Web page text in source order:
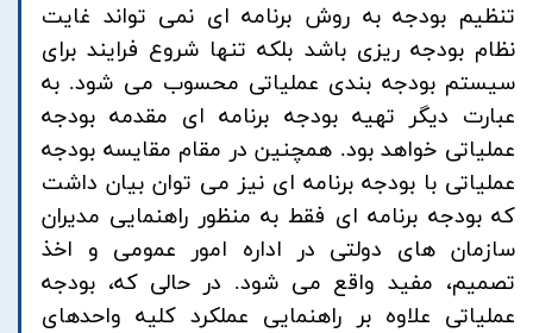
تنظیم بودجه به روش برنامه ای نمی تواند غایت
نظام بودجه ریزی باشد بلکه تنها شروع فرایند برای
سیستم بودجه بندی عملیاتی محسوب می شود. به
عبارت دیگر تهیه بودجه برنامه ای مقدمه بودجه
عملیاتی خواهد بود. همچنین در مقام مقایسه بودجه
عملیاتی با بودجه برنامه ای نیز می توان بیان داشت
که بودجه برنامه ای فقط به منظور راهنمایی مدیران
سازمان های دولتی در اداره امور عمومی و اخذ
تصمیم، مفید واقع می شود. در حالی که، بودجه
عملیاتی علاوه بر راهنمایی عملکرد کلیه واحدهای